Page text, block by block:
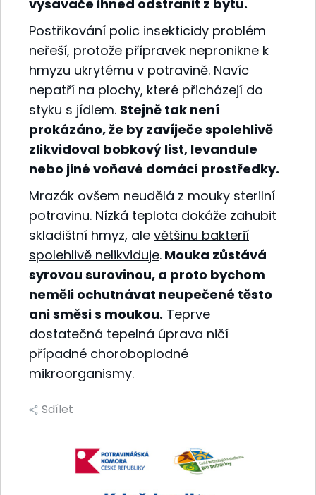
vysavače ihned odstranit z bytu.
Postřikování polic insekticidy problém
neřeší, protože přípravek nepronikne k
hmyzu ukrytému v potravině. Navíc
nepatří na plochy, které přicházejí do
styku s jídlem. Stejně tak není
prokázáno, že by zavíječe spolehlivě
zlikvidoval bobkový list, levandule
nebo jiné voňavé domácí prostředky.
Mrazák ovšem neudělá z mouky sterilní
potravinu. Nízká teplota dokáže zahubit
skladištní hmyz, ale většinu bakterií
spolehlivě nelikviduje. Mouka zůstává
syrovou surovinou, a proto bychom
neměli ochutnávat neupečené těsto
ani směsi s moukou. Teprve
dostatečná tepelná úprava ničí
případné choroboplodné
mikroorganismy.
Sdílet